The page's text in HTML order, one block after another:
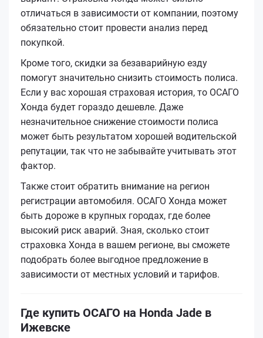
отличаться в зависимости от компании, поэтому
обязательно стоит провести анализ перед
покупкой.
Кроме того, скидки за безаварийную езду
помогут значительно снизить стоимость полиса.
Если у вас хорошая страховая история, то ОСАГО
Хонда будет гораздо дешевле. Даже
незначительное снижение стоимости полиса
может быть результатом хорошей водительской
репутации, так что не забывайте учитывать этот
фактор.
Также стоит обратить внимание на регион
регистрации автомобиля. ОСАГО Хонда может
быть дороже в крупных городах, где более
высокий риск аварий. Зная, сколько стоит
страховка Хонда в вашем регионе, вы сможете
подобрать более выгодное предложение в
зависимости от местных условий и тарифов.
Где купить ОСАГО на Honda Jade в
Ижевске